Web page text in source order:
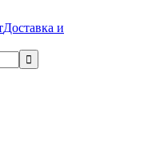
Доставка и